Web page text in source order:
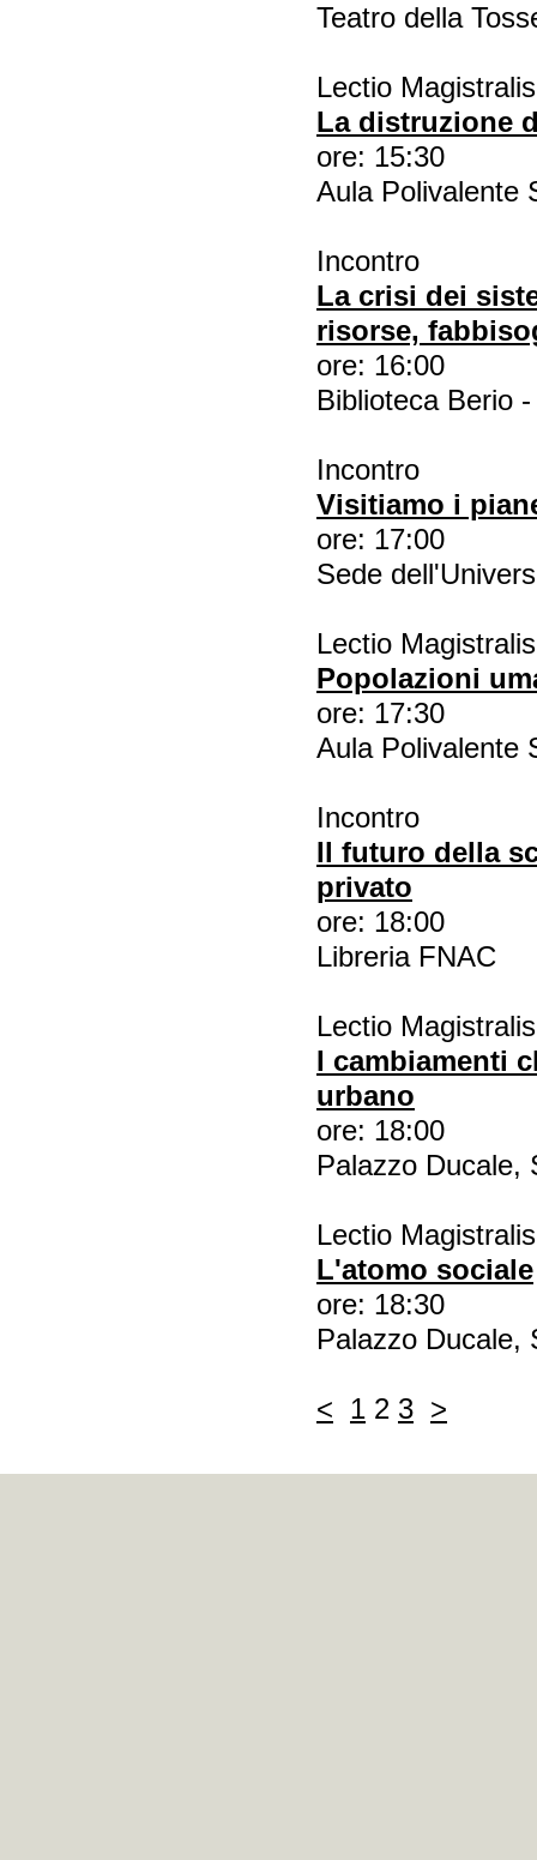
Teatro della
Lectio Magistralis
La distruzione
ore: 15:30
Aula Polivalente
Incontro
La crisi dei
risorse,
ore: 16:00
Biblioteca Berio
Incontro
Visitiamo i
ore: 17:00
Sede
Lectio Magistralis
Popolazioni
ore: 17:30
Aula Polivalente
Incontro
Il futuro della
privato
ore: 18:00
Libreria FNAC
Lectio Magistralis
I cambiamenti
urbano
ore: 18:00
Palazzo Ducale,
Lectio Magistralis
L'atomo sociale
ore: 18:30
Palazzo Ducale,
< 1 2 3 >